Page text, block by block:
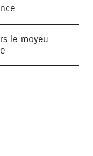
le moyeu